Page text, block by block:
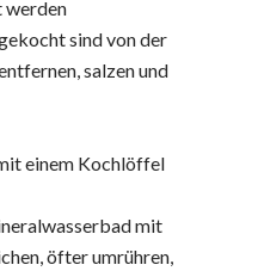
werden
sind von der
salzen und
einem Kochlöffel
mit
öfter umrühren,